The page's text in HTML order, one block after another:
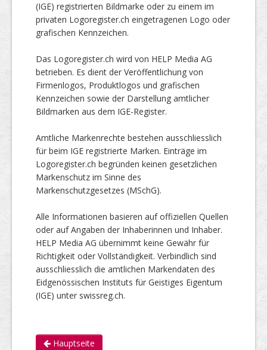
(IGE) registrierten Bildmarke oder zu einem im
privaten Logoregister.ch eingetragenen Logo oder
grafischen Kennzeichen.
Das Logoregister.ch wird von HELP Media AG
betrieben. Es dient der Veröffentlichung von
Firmenlogos, Produktlogos und grafischen
Kennzeichen sowie der Darstellung amtlicher
Bildmarken aus dem IGE-Register.
Amtliche Markenrechte bestehen ausschliesslich
für beim IGE registrierte Marken. Einträge im
Logoregister.ch begründen keinen gesetzlichen
Markenschutz im Sinne des
Markenschutzgesetzes (MSchG).
Alle Informationen basieren auf offiziellen Quellen
oder auf Angaben der Inhaberinnen und Inhaber.
HELP Media AG übernimmt keine Gewähr für
Richtigkeit oder Vollständigkeit. Verbindlich sind
ausschliesslich die amtlichen Markendaten des
Eidgenössischen Instituts für Geistiges Eigentum
(IGE) unter swissreg.ch.
Hauptseite